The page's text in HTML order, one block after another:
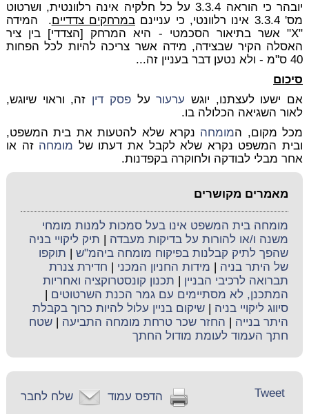
יובהר כי הוראה 3.3.4 על כל חלקיה אינה רלוונטית, ושרטוט
מס' 3.3.4 אינו רלוונטי, כי עניינם
במרחקים צדדיים. המידה
"X" אשר בתיאור הסכמטי - היא המרחק [הצדדי] בין ציר
האסלה הקיר שבצידה, מידה אשר צריכה להיות לכל הפחות
40 ס"מ - ולא נטען דבר בעניין זה...
סיכום
אם ישעו לעצתנו, יוגש ערעורעלפסק דין זה, וראוי שיוגש,
לאור השגיאה הכלולה בו.
מכל מקום, המומחה נקרא שלא להטעות את בית המשפט,
ובית המשפט נקרא שלא לקבל את דעתו של מומחה זה או
אחר מבלי לבודקה ולחוקרה בקפדנות.
מאמרים מקושרים
מומחה בית המשפט אינו בעל סמכות למנות מומחי
משנה ו/או להורות על בדיקות מעבדה | תיק ליקויי בניה
שהפך לתיק קבלנות בפיקוח מומחה ביהמ"ש | תוקפו
של היתר בניה | מידות החניון המכני | חדירת צנרת
תברואה לרכיבי הבניין | תכנון קונסטרוקציה ואחריות
המתכנן, לא מסתיימים עם גמר הכנת השרטוטים |
סיווג ליקויי בניה |שיקום בניין עלול להיות כרוך בקבלת
היתר בנייה | החזר שכר טרחת מומחה התביעה |שטח
חתך העמוד לעומת מודול החתך
שלח לחבר הדפס עמוד Tweet